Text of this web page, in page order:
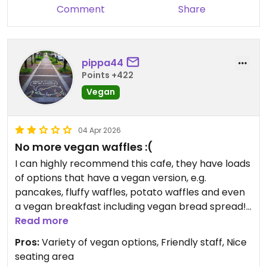
Comment Share
pippa44
Points +422
Vegan
04 Apr 2026
No more vegan waffles :(
I can highly recommend this cafe, they have loads
of options that have a vegan version, e.g.
pancakes, fluffy waffles, potato waffles and even
a vegan breakfast including vegan bread spread!
They offer soy milk and oat milk and their service
is great. Very friendly staff and cozy seating area! I
will definitely come by more often😄
Read more
Pros:Variety of vegan options, Friendly staff, Nice
seating area